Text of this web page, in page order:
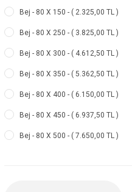
Bej - 80 X 150 - ( 2.325,00 TL )
Bej - 80 X 250 - ( 3.825,00 TL )
Bej - 80 X 300 - ( 4.612,50 TL )
Bej - 80 X 350 - ( 5.362,50 TL )
Bej - 80 X 400 - ( 6.150,00 TL )
Bej - 80 X 450 - ( 6.937,50 TL )
Bej - 80 X 500 - ( 7.650,00 TL )